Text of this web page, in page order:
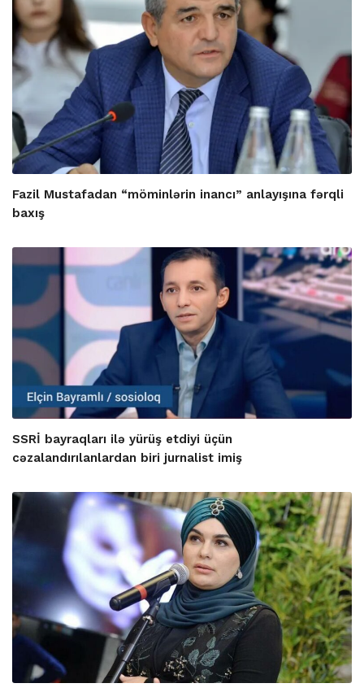
Fazil Mustafadan “möminlərin inancı” anlayışına fərqli
baxış
SSRİ bayraqları ilə yürüş etdiyi üçün
cəzalandırılanlardan biri jurnalist imiş